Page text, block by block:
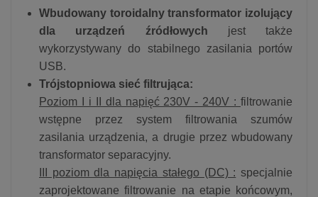
Wbudowany toroidalny transformator izolujący
dla urządzeń
źródłowych jest także
wykorzystywany do stabilnego zasilania portów
USB.
Trójstopniowa sieć filtrująca:
Poziom I i II dla napięć 230V - 240V : filtrowanie
wstępne przez system filtrowania szumów
zasilania urządzenia, a drugie przez wbudowany
transformator separacyjny.
III poziom dla napięcia stałego (DC) : specjalnie
zaprojektowane filtrowanie na etapie końcowym,